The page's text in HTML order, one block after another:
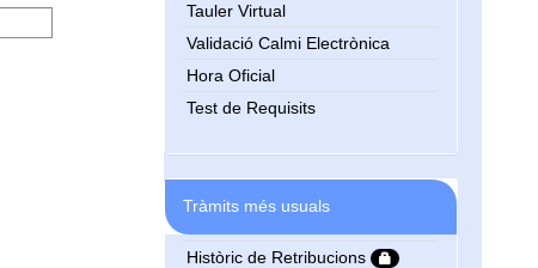
Tauler Virtual
Validació Calmi Electrònica
Hora Oficial
Test de Requisits
Tràmits més usuals
Històric de Retribucions